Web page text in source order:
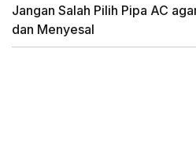
Jangan Salah Pilih Pipa AC
dan Menyesal